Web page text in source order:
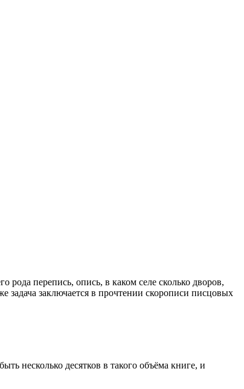
перепись, опись, в каком селе сколько дворов,
заключается в прочтении скорописи писцовых
несколько десятков в такого объёма книге, и